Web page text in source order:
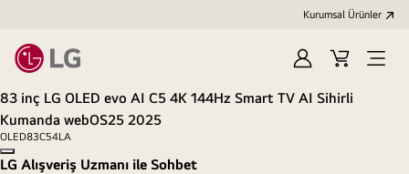
Kurumsal Ürünler
Oturum
aç
Alışveriş
Sepeti
Open
83 inç LG OLED evo AI C5 4K 144Hz Smart TV AI Sihirli
Kumanda webOS25 2025
OLED83C54LA
Copy model name
LG Alışveriş Uzmanı ile Sohbet